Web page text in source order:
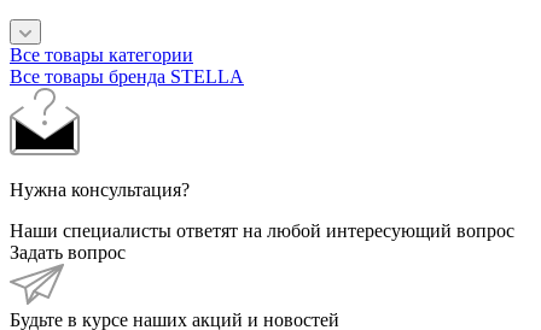
Все товары категории
Все товары бренда STELLA
Нужна консультация?
Наши специалисты ответят на любой интересующий вопрос
Задать вопрос
Будьте в курсе наших акций и новостей